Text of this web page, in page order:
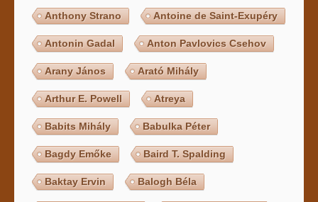
Anthony Strano Antoine de Saint-Exupéry
Antonin Gadal Anton Pavlovics Csehov
Arany János Arató Mihály
Arthur E. Powell Atreya
Babits Mihály Babulka Péter
Bagdy Emőke Baird T. Spalding
Baktay Ervin Balogh Béla